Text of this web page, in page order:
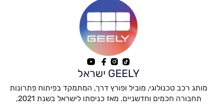
GEELY ישראל
מותג רכב טכנולוגי, מוביל ופורץ דרך, המתמקד בפיתוח פתרונות
תחבורה חכמים וחדשניים. מאז כניסתו לישראל בשנת 2021,